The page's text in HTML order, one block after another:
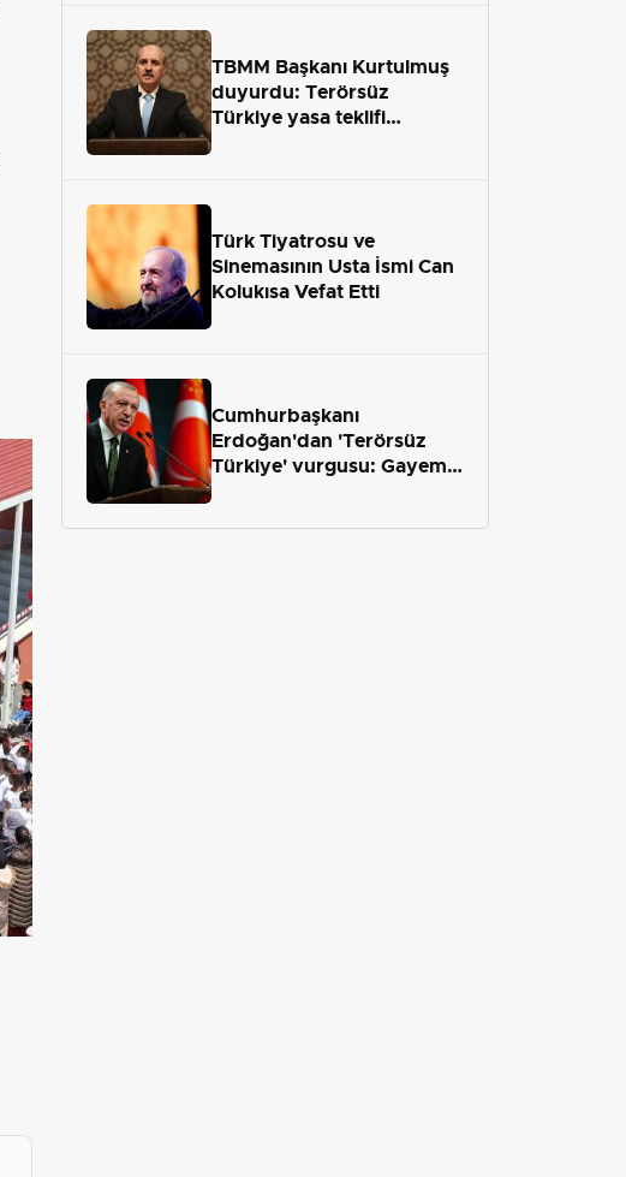
TBMM Başkanı Kurtulmuş
duyurdu: Terörsüz
Türkiye yasa teklifi
Türk Tiyatrosu ve
Sinemasının Usta İsmi Can
Kolukısa Vefat Etti
Cumhurbaşkanı
Erdoğan'dan 'Terörsüz
Türkiye' vurgusu: Gayemiz